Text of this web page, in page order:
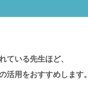
ている先生ほど、
活用をおすすめします。